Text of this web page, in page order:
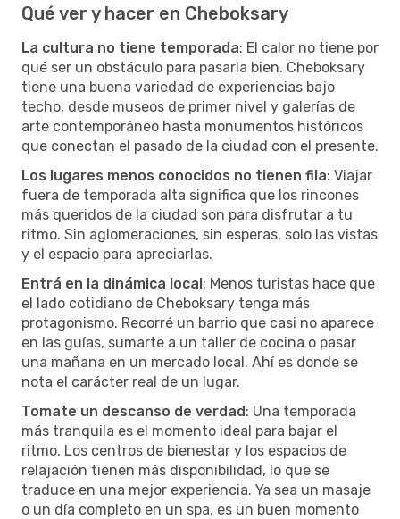
Qué ver y hacer en Cheboksary
La cultura no tiene temporada: El calor no tiene por
qué ser un obstáculo para pasarla bien. Cheboksary
tiene una buena variedad de experiencias bajo
techo, desde museos de primer nivel y galerías de
arte contemporáneo hasta monumentos históricos
que conectan el pasado de la ciudad con el presente.
Los lugares menos conocidos no tienen fila: Viajar
fuera de temporada alta significa que los rincones
más queridos de la ciudad son para disfrutar a tu
ritmo. Sin aglomeraciones, sin esperas, solo las vistas
y el espacio para apreciarlas.
Entrá en la dinámica local: Menos turistas hace que
el lado cotidiano de Cheboksary tenga más
protagonismo. Recorré un barrio que casi no aparece
en las guías, sumarte a un taller de cocina o pasar
una mañana en un mercado local. Ahí es donde se
nota el carácter real de un lugar.
Tomate un descanso de verdad: Una temporada
más tranquila es el momento ideal para bajar el
ritmo. Los centros de bienestar y los espacios de
relajación tienen más disponibilidad, lo que se
traduce en una mejor experiencia. Ya sea un masaje
o un día completo en un spa, es un buen momento